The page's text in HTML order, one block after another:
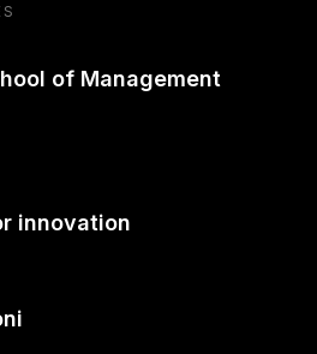
of Management
innovation